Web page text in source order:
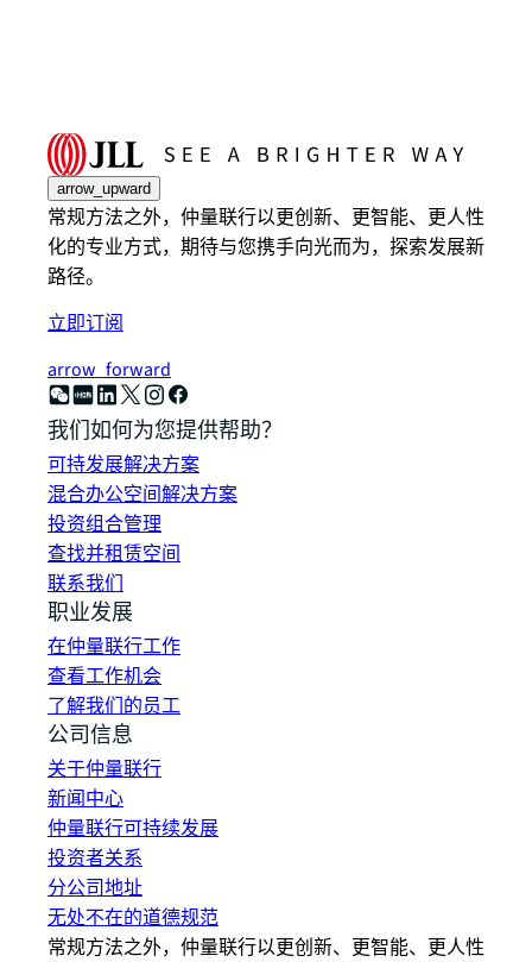
arrow_upward
常规方法之外，仲量联行以更创新、更智能、更人性
化的专业方式，期待与您携手向光而为，探索发展新
路径。
立即订阅
arrow_forward
我们如何为您提供帮助？
可持发展解决方案
混合办公空间解决方案
投资组合管理
查找并租赁空间
联系我们
职业发展
在仲量联行工作
查看工作机会
了解我们的员工
公司信息
关于仲量联行
新闻中心
仲量联行可持续发展
投资者关系
分公司地址
无处不在的道德规范
常规方法之外，仲量联行以更创新、更智能、更人性